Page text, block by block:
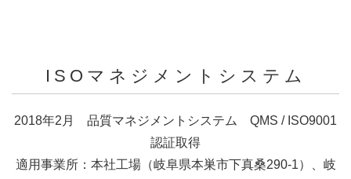
ISOマネジメントシステム
2018年2月 品質マネジメントシステム QMS / ISO9001
認証取得
適用事業所：本社工場（岐阜県本巣市下真桑290-1）、岐